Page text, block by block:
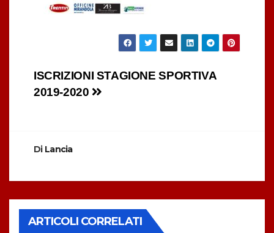
Navigazione
ISCRIZIONI STAGIONE SPORTIVA
2019-2020
Di Lancia
ARTICOLI CORRELATI